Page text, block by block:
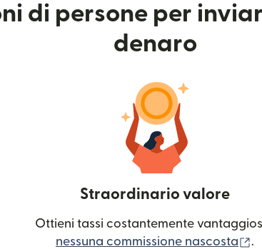
di persone per
denaro
Straordinario valore
Ottieni tassi costantemente
nessuna commissione nascosta
.